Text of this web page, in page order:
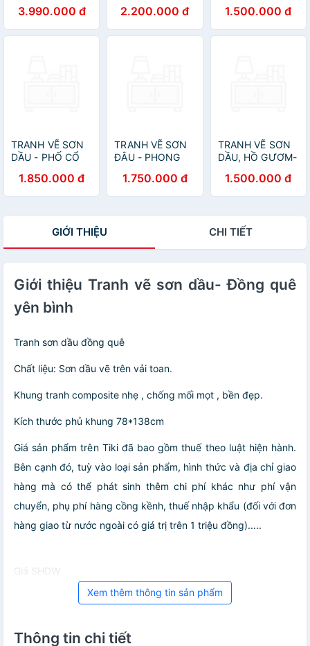
3.990.000 đ
ĐIỂN
2.200.000 đ 1.500.000 đ
TRANH VẼ SƠN
DẦU - PHỐ CỔ
1.850.000 đ
TRANH VẼ SƠN
ĐÂU - PHONG
BẮC BỘ
1.750.000 đ
TRANH VẼ SƠN
DẦU, HỒ GƯƠM-
1.500.000 đ
GIỚI THIỆU CHI TIẾT
Giới thiệu Tranh vẽ sơn dầu- Đồng quê
yên bình
Tranh sơn dầu đồng quê
Chất liệu: Sơn dầu vẽ trên vải toan.
Khung tranh composite nhẹ , chống mối mọt , bền đẹp.
Kích thước phủ khung 78*138cm
Giá sản phẩm trên Tiki đã bao gồm thuế theo luật hiện hành.
Bên cạnh đó, tuỳ vào loại sản phẩm, hình thức và địa chỉ giao
hàng mà có thể phát sinh thêm chi phí khác như phí vận
chuyển, phụ phí hàng cồng kềnh, thuế nhập khẩu (đối với đơn
hàng giao từ nước ngoài có giá trị trên 1 triệu đồng).....
Giá SHDW
Xem thêm thông tin sản phẩm
Thông tin chi tiết